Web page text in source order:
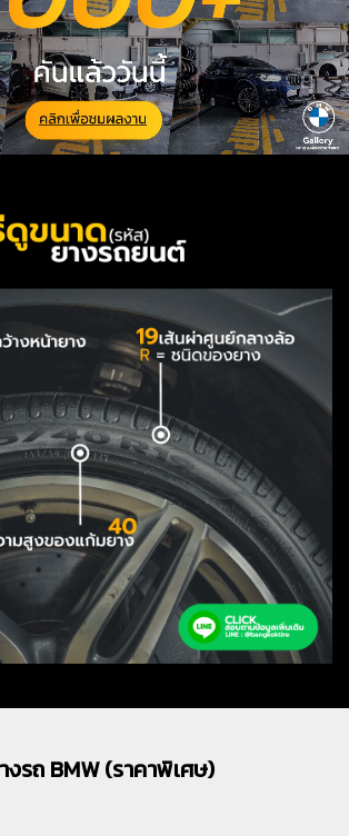
งรถ BMW (ราคาพิเศษ)